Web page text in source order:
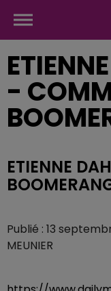
-
ETIENNE
Publié : 13
MEUNIER